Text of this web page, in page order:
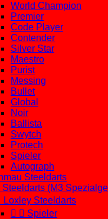
World Champion
Premier
Code Player
Contender
Silver Star
Maestro
Purist
Messing
Bullet
Global
Noir
Ballista
Swytch
Protech
Spieler
Autograph
Steeldarts
Steeldarts (M3
Loxley Steeldarts
  Spieler